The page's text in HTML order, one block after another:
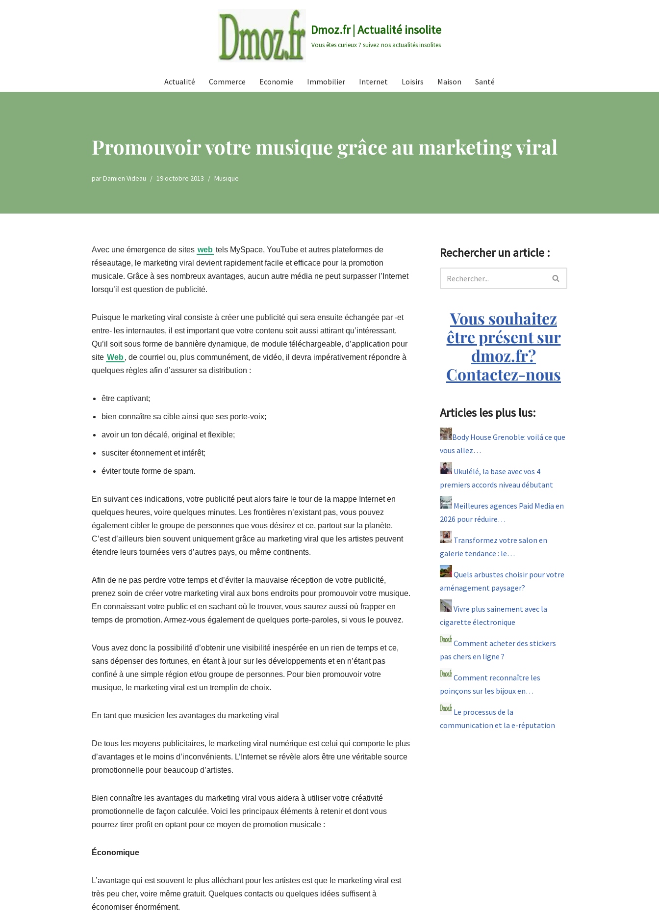
Dmoz.fr | Actualité insolite
Vous êtes curieux ? suivez nos actualités insolites
Actualité Commerce Economie Immobilier Internet Loisirs Maison Santé
Promouvoir votre musique grâce au marketing viral
parDamien Videau 19 octobre 2013 Musique
Avec une émergence de sites web tels MySpace, YouTube et autres plateformes de
réseautage, le marketing viral devient rapidement facile et efficace pour la promotion
musicale. Grâce à ses nombreux avantages, aucun autre média ne peut surpasser l’Internet
lorsqu’il est question de publicité.
Puisque le marketing viral consiste à créer une publicité qui sera ensuite échangée par -et
entre- les internautes, il est important que votre contenu soit aussi attirant qu’intéressant.
Qu’il soit sous forme de bannière dynamique, de module téléchargeable, d’application pour
site Web , de courriel ou, plus communément, de vidéo, il devra impérativement répondre à
quelques règles afin d’assurer sa distribution :
être captivant;
bien connaître sa cible ainsi que ses porte-voix;
avoir un ton décalé, original et flexible;
susciter étonnement et intérêt;
éviter toute forme de spam.
En suivant ces indications, votre publicité peut alors faire le tour de la mappe Internet en
quelques heures, voire quelques minutes. Les frontières n’existant pas, vous pouvez
également cibler le groupe de personnes que vous désirez et ce, partout sur la planète.
C’est d’ailleurs bien souvent uniquement grâce au marketing viral que les artistes peuvent
étendre leurs tournées vers d’autres pays, ou même continents.
Afin de ne pas perdre votre temps et d’éviter la mauvaise réception de votre publicité,
prenez soin de créer votre marketing viral aux bons endroits pour promouvoir votre musique.
En connaissant votre public et en sachant où le trouver, vous saurez aussi où frapper en
temps de promotion. Armez-vous également de quelques porte-paroles, si vous le pouvez.
Vous avez donc la possibilité d’obtenir une visibilité inespérée en un rien de temps et ce,
sans dépenser des fortunes, en étant à jour sur les développements et en n’étant pas
confiné à une simple région et/ou groupe de personnes. Pour bien promouvoir votre
musique, le marketing viral est un tremplin de choix.
En tant que musicien les avantages du marketing viral
De tous les moyens publicitaires, le marketing viral numérique est celui qui comporte le plus
d’avantages et le moins d’inconvénients. L’Internet se révèle alors être une véritable source
promotionnelle pour beaucoup d’artistes.
Bien connaître les avantages du marketing viral vous aidera à utiliser votre créativité
promotionnelle de façon calculée. Voici les principaux éléments à retenir et dont vous
pourrez tirer profit en optant pour ce moyen de promotion musicale :
Économique
L’avantage qui est souvent le plus alléchant pour les artistes est que le marketing viral est
très peu cher, voire même gratuit. Quelques contacts ou quelques idées suffisent à
économiser énormément.
Rechercher un article :
Vous souhaitez
être présent sur
dmoz.fr?
Contactez-nous
Articles les plus lus:
Body House Grenoble: voilá ce que
vous allez…
Ukulélé, la base avec vos 4
premiers accords niveau débutant
Meilleures agences Paid Media en
2026 pour réduire…
Transformez votre salon en
galerie tendance : le…
Quels arbustes choisir pour votre
aménagement paysager?
Vivre plus sainement avec la
cigarette électronique
Comment acheter des stickers
pas chers en ligne ?
Comment reconnaître les
poinçons sur les bijoux en…
Le processus de la
communication et la e-réputation